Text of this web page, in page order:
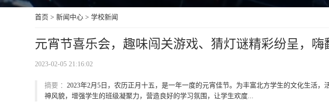
首页 > 新闻中心 > 学校新闻
元宵节喜乐会，趣味闯关游戏、猜灯谜精彩纷呈，嗨
2023-02-05 21:16:02
摘要 ： 2023年2月5日，农历正月十五，是一年一度的元宵佳节。为丰富北方学生的文化生活
神风貌，增强学生的班级凝聚力，营造良好的学习氛围，让学生欢度...